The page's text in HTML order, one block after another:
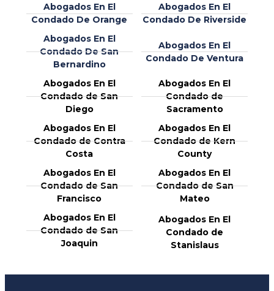
Abogados En El
Condado De Orange
Abogados En El
Condado De Riverside
Abogados En El
Condado De San
Bernardino
Abogados En El
Condado De Ventura
Abogados En El
Condado de San
Diego
Abogados En El
Condado de
Sacramento
Abogados En El
Condado de Contra
Costa
Abogados En El
Condado de Kern
County
Abogados En El
Condado de San
Francisco
Abogados En El
Condado de San
Mateo
Abogados En El
Condado de San
Joaquin
Abogados En El
Condado de
Stanislaus